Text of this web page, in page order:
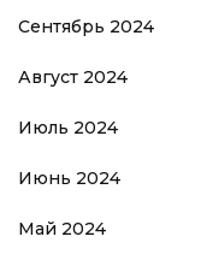
Сентябрь 2024
Август 2024
Июль 2024
Июнь 2024
Май 2024